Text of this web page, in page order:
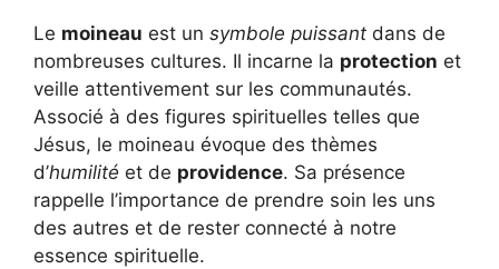
Le moineau est un symbole puissant dans de
nombreuses cultures. Il incarne la protection et
veille attentivement sur les communautés.
Associé à des figures spirituelles telles que
Jésus, le moineau évoque des thèmes
d’humilité et de providence. Sa présence
rappelle l’importance de prendre soin les uns
des autres et de rester connecté à notre
essence spirituelle.